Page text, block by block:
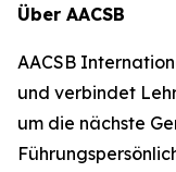
Über AACSB
AACSB
und verbindet
um die nächste